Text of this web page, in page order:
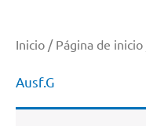
Inicio / Página de inicio
Ausf.G